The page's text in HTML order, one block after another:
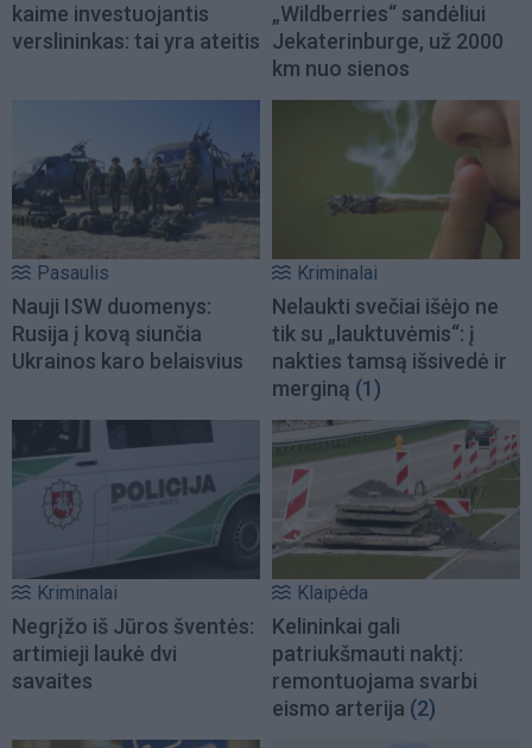
kaime investuojantis
verslininkas: tai yra ateitis
„Wildberries“ sandėliui
Jekaterinburge, už 2000
km nuo sienos
Pasaulis
Nauji ISW duomenys:
Rusija į kovą siunčia
Ukrainos karo belaisvius
Kriminalai
Nelaukti svečiai išėjo ne
tik su „lauktuvėmis“: į
nakties tamsą išsivedė ir
merginą (1)
Kriminalai
Negrįžo iš Jūros šventės:
artimieji laukė dvi
savaites
Klaipėda
Kelininkai gali
patriukšmauti naktį:
remontuojama svarbi
eismo arterija (2)